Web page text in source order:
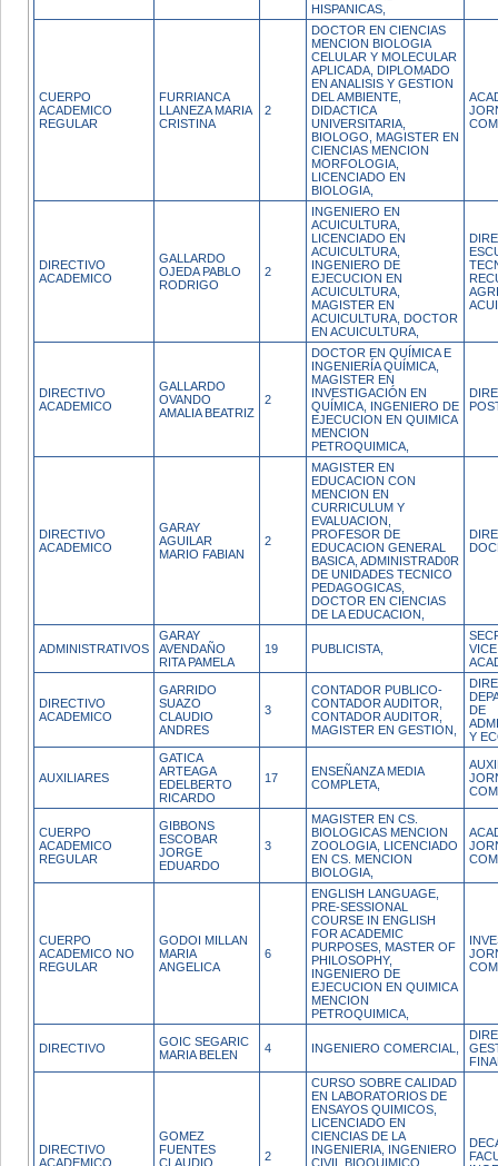
HISPANICAS,
CUERPO
ACADEMICO
REGULAR
FURRIANCA
LLANEZA MARIA
CRISTINA
2
DOCTOR EN CIENCIAS
MENCION BIOLOGIA
CELULAR Y MOLECULAR
APLICADA, DIPLOMADO
EN ANALISIS Y GESTION
DEL AMBIENTE,
DIDACTICA
UNIVERSITARIA,
BIOLOGO, MAGISTER EN
CIENCIAS MENCION
MORFOLOGIA,
LICENCIADO EN
BIOLOGIA,
DIRECTIVO
ACADEMICO
GALLARDO
OJEDA PABLO
RODRIGO
2
INGENIERO EN
ACUICULTURA,
LICENCIADO EN
ACUICULTURA,
INGENIERO DE
EJECUCION EN
ACUICULTURA,
MAGISTER EN
ACUICULTURA, DOCTOR
EN ACUICULTURA,
DIRECTIVO
ACADEMICO
GALLARDO
OVANDO
AMALIA BEATRIZ
2
DOCTOR EN QUÍMICA E
INGENIERÍA QUÍMICA,
MAGISTER EN
INVESTIGACIÓN EN
QUÍMICA, INGENIERO DE
EJECUCION EN QUIMICA
MENCION
PETROQUIMICA,
DIRECTIVO
ACADEMICO
GARAY
AGUILAR
MARIO FABIAN
2
MAGISTER EN
EDUCACION CON
MENCION EN
CURRICULUM Y
EVALUACION,
PROFESOR DE
EDUCACION GENERAL
BASICA, ADMINISTRAD0R
DE UNIDADES TECNICO
PEDAGOGICAS,
DOCTOR EN CIENCIAS
DE LA EDUCACION,
ADMINISTRATIVOS
GARAY
AVENDAÑO
RITA PAMELA
19 PUBLICISTA,
DIRECTIVO
ACADEMICO
GARRIDO
SUAZO
CLAUDIO
ANDRES
3
CONTADOR PUBLICO-
CONTADOR AUDITOR,
CONTADOR AUDITOR,
MAGISTER EN GESTION,
DE
Y
AUXILIARES
GATICA
ARTEAGA
EDELBERTO
RICARDO
17
ENSEÑANZA MEDIA
COMPLETA,
CUERPO
ACADEMICO
REGULAR
GIBBONS
ESCOBAR
JORGE
EDUARDO
3
MAGISTER EN CS.
BIOLOGICAS MENCION
ZOOLOGIA, LICENCIADO
EN CS. MENCION
BIOLOGIA,
CUERPO
ACADEMICO NO
REGULAR
GODOI MILLAN
MARIA
ANGELICA
6
ENGLISH LANGUAGE,
PRE-SESSIONAL
COURSE IN ENGLISH
FOR ACADEMIC
PURPOSES, MASTER OF
PHILOSOPHY,
INGENIERO DE
EJECUCION EN QUIMICA
MENCION
PETROQUIMICA,
DIRECTIVO
GOIC SEGARIC
MARIA BELEN
4 INGENIERO COMERCIAL,
DIRECTIVO
ACADEMICO
GOMEZ
FUENTES
CLAUDIO
2
CURSO SOBRE CALIDAD
EN LABORATORIOS DE
ENSAYOS QUIMICOS,
LICENCIADO EN
CIENCIAS DE LA
INGENIERIA, INGENIERO
CIVIL BIOQUIMICO,